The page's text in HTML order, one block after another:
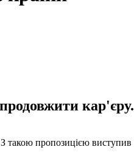
кар'єру.
З такою пропозицією